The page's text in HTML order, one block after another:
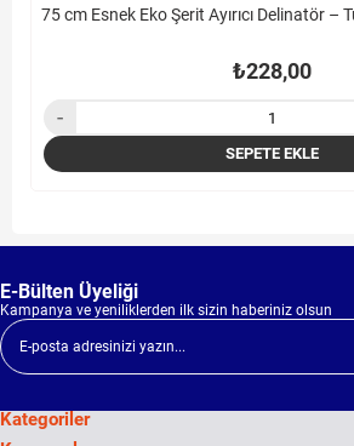
75 cm Esnek Eko Şerit Ayırıcı Delinatör –
₺228,00
SEPETE EKLE
E-Bülten Üyeliği
Kampanya ve yeniliklerden ilk sizin haberiniz olsun
Kategoriler